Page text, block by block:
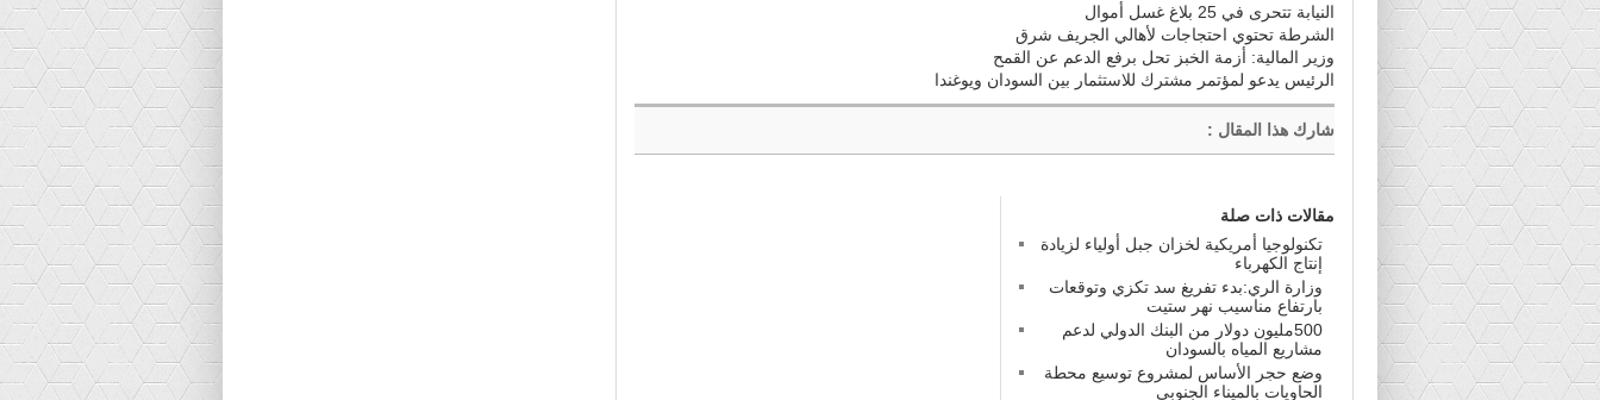
النيابة تتحرى في 25 بلاغ غسل أموال
الشرطة تحتوي احتجاجات لأهالي الجريف شرق
وزير المالية: أزمة الخبز تحل برفع الدعم عن القمح
الرئيس يدعو لمؤتمر مشترك للاستثمار بين السودان ويوغندا
شارك هذا المقال :
مقالات ذات صلة
تكنولوجيا أمريكية لخزان جبل أولياء لزيادة
إنتاج الكهرباء
وزارة الري:بدء تفريغ سد تكزي وتوقعات
بارتفاع مناسيب نهر ستيت
500مليون دولار من البنك الدولي لدعم
مشاريع المياه بالسودان
وضع حجر الأساس لمشروع توسيع محطة
الحاويات بالميناء الجنوبي